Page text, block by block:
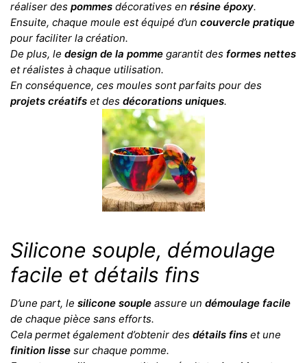
réaliser des pommes décoratives en résine époxy.
Ensuite, chaque moule est équipé d’un couvercle pratique
pour faciliter la création.
De plus, le design de la pomme garantit des formes nettes
et réalistes à chaque utilisation.
En conséquence, ces moules sont parfaits pour des
projets créatifs et des décorations uniques.
Silicone souple, démoulage
facile et détails fins
D’une part, le silicone souple assure un démoulage facile
de chaque pièce sans efforts.
Cela permet également d’obtenir des détails fins et une
finition lisse sur chaque pomme.